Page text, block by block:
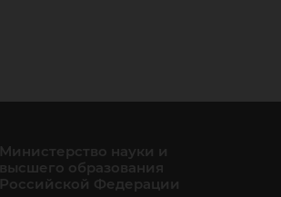
Министерство науки и
высшего образования
Российской Федерации